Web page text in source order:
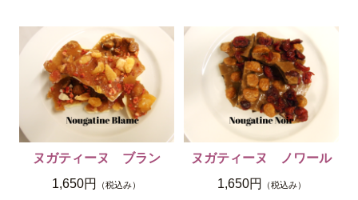
ヌガティーヌ ブラン
1,650円
（税込み）
ヌガティーヌ ノワール
1,650円
（税込み）